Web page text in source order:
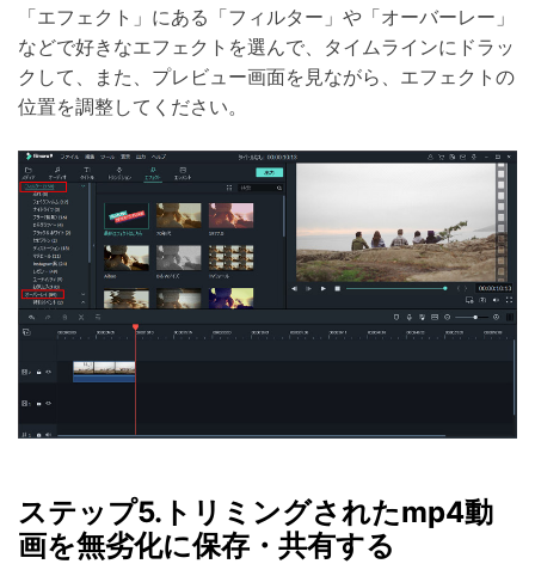
「エフェクト」にある「フィルター」や「オーバーレー」
などで好きなエフェクトを選んで、タイムラインにドラッ
クして、また、プレビュー画面を見ながら、エフェクトの
位置を調整してください。
ステップ5.トリミングされたmp4動
画を無劣化に保存・共有する